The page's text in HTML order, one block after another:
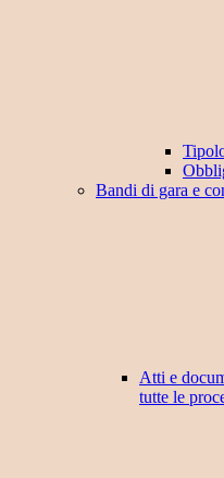
Bandi di gara e
Atti e
tutte le